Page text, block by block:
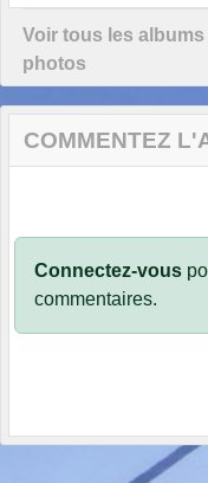
Voir tous les albums
photos
COMMENTEZ
Connectez-vous
commentaires.